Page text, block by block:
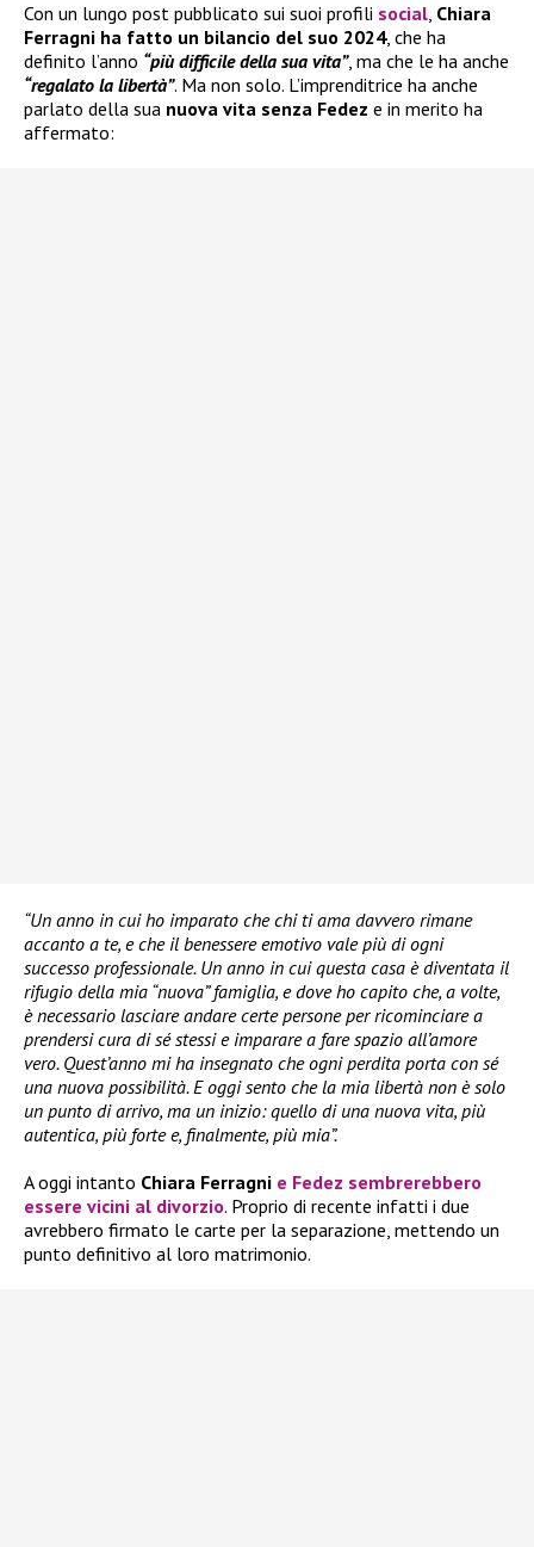
Con un lungo post pubblicato sui suoi profili social, Chiara
Ferragni ha fatto un bilancio del suo 2024, che ha
definito l’anno “più difficile della sua vita”, ma che le ha anche
“regalato la libertà”. Ma non solo. L’imprenditrice ha anche
parlato della sua nuova vita senza Fedez e in merito ha
affermato:
“Un anno in cui ho imparato che chi ti ama davvero rimane
accanto a te, e che il benessere emotivo vale più di ogni
successo professionale. Un anno in cui questa casa è diventata il
rifugio della mia “nuova” famiglia, e dove ho capito che, a volte,
è necessario lasciare andare certe persone per ricominciare a
prendersi cura di sé stessi e imparare a fare spazio all’amore
vero. Quest’anno mi ha insegnato che ogni perdita porta con sé
una nuova possibilità. E oggi sento che la mia libertà non è solo
un punto di arrivo, ma un inizio: quello di una nuova vita, più
autentica, più forte e, finalmente, più mia”.
A oggi intanto Chiara Ferragni e Fedez sembrerebbero
essere vicini al divorzio. Proprio di recente infatti i due
avrebbero firmato le carte per la separazione, mettendo un
punto definitivo al loro matrimonio.